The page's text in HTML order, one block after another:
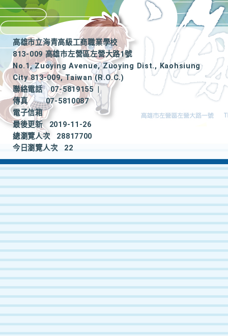
高雄市立海青高級工商職業學校
813-009 高雄市左營區左營大路1號
No.1, Zuoying Avenue, Zuoying Dist., Kaohsiung
City 813-009, Taiwan (R.O.C.)
聯絡電話
07-5819155
|
傳真
07-5810087
電子信箱
最後更新
2019-11-26
總瀏覽人次
28817700
今日瀏覽人次
22